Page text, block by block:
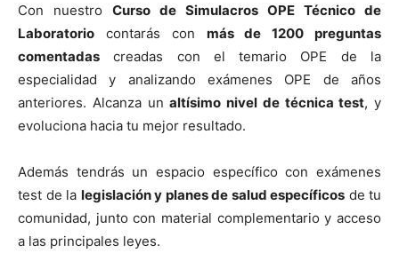
Con nuestro Curso de Simulacros OPE Técnico de
Laboratorio contarás con más de 1200 preguntas
comentadas creadas con el temario OPE de la
especialidad y analizando exámenes OPE de años
anteriores. Alcanza unaltísimo nivel de técnica test, y
evoluciona hacia tu mejor resultado.
Además tendrás un espacio específico con exámenes
test de la legislación y planes de salud específicos de tu
comunidad, junto con material complementario y acceso
a las principales leyes.